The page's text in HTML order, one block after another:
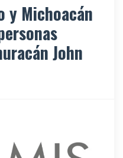
y Michoacán
John